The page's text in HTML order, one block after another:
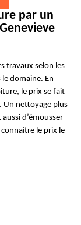
par un
travaux selon les
domaine. En
le prix se fait
Un nettoyage plus
d’émousser
le prix le